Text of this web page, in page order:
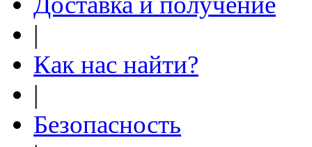
|
Как нас найти?
|
Безопасность